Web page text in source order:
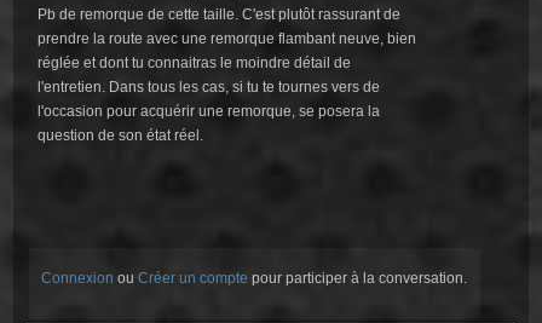
Pb de remorque de cette taille. C'est plutôt rassurant de
prendre la route avec une remorque flambant neuve, bien
réglée et dont tu connaitras le moindre détail de
l'entretien. Dans tous les cas, si tu te tournes vers de
l'occasion pour acquérir une remorque, se posera la
question de son état réel.
Connexion ouCréer un compte pour participer à la conversation.